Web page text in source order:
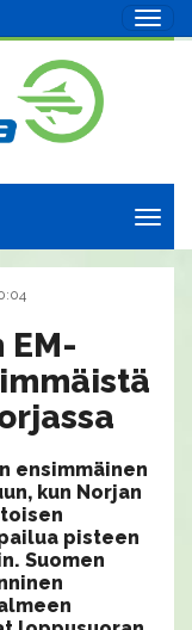
EM-
ensimmäinen
kun Norjan
pisteen
Suomen